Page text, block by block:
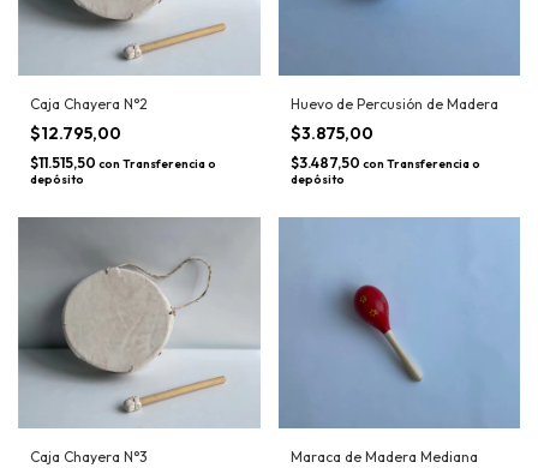
Caja Chayera N°2
$12.795,00
$11.515,50 con Transferencia o
depósito
Huevo de Percusión de Madera
$3.875,00
$3.487,50 con Transferencia o
depósito
Caja Chayera N°3 Maraca de Madera Mediana